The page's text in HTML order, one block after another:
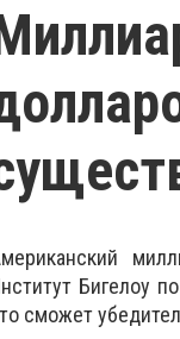
Бигелоу
сможет